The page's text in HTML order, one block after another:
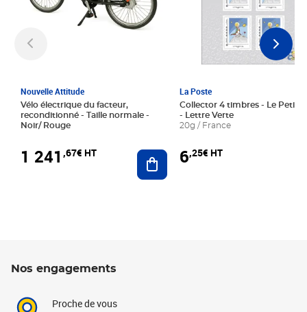
Nouvelle Attitude
Vélo électrique du facteur,
reconditionné - Taille normale -
Noir/ Rouge
1 241 ,67€ HT Ajouter au panier
La Poste
Collector 4 timbres - Le Petit
- Lettre Verte
20g / France
6,25€ HT
Nos engagements
Proche de vous